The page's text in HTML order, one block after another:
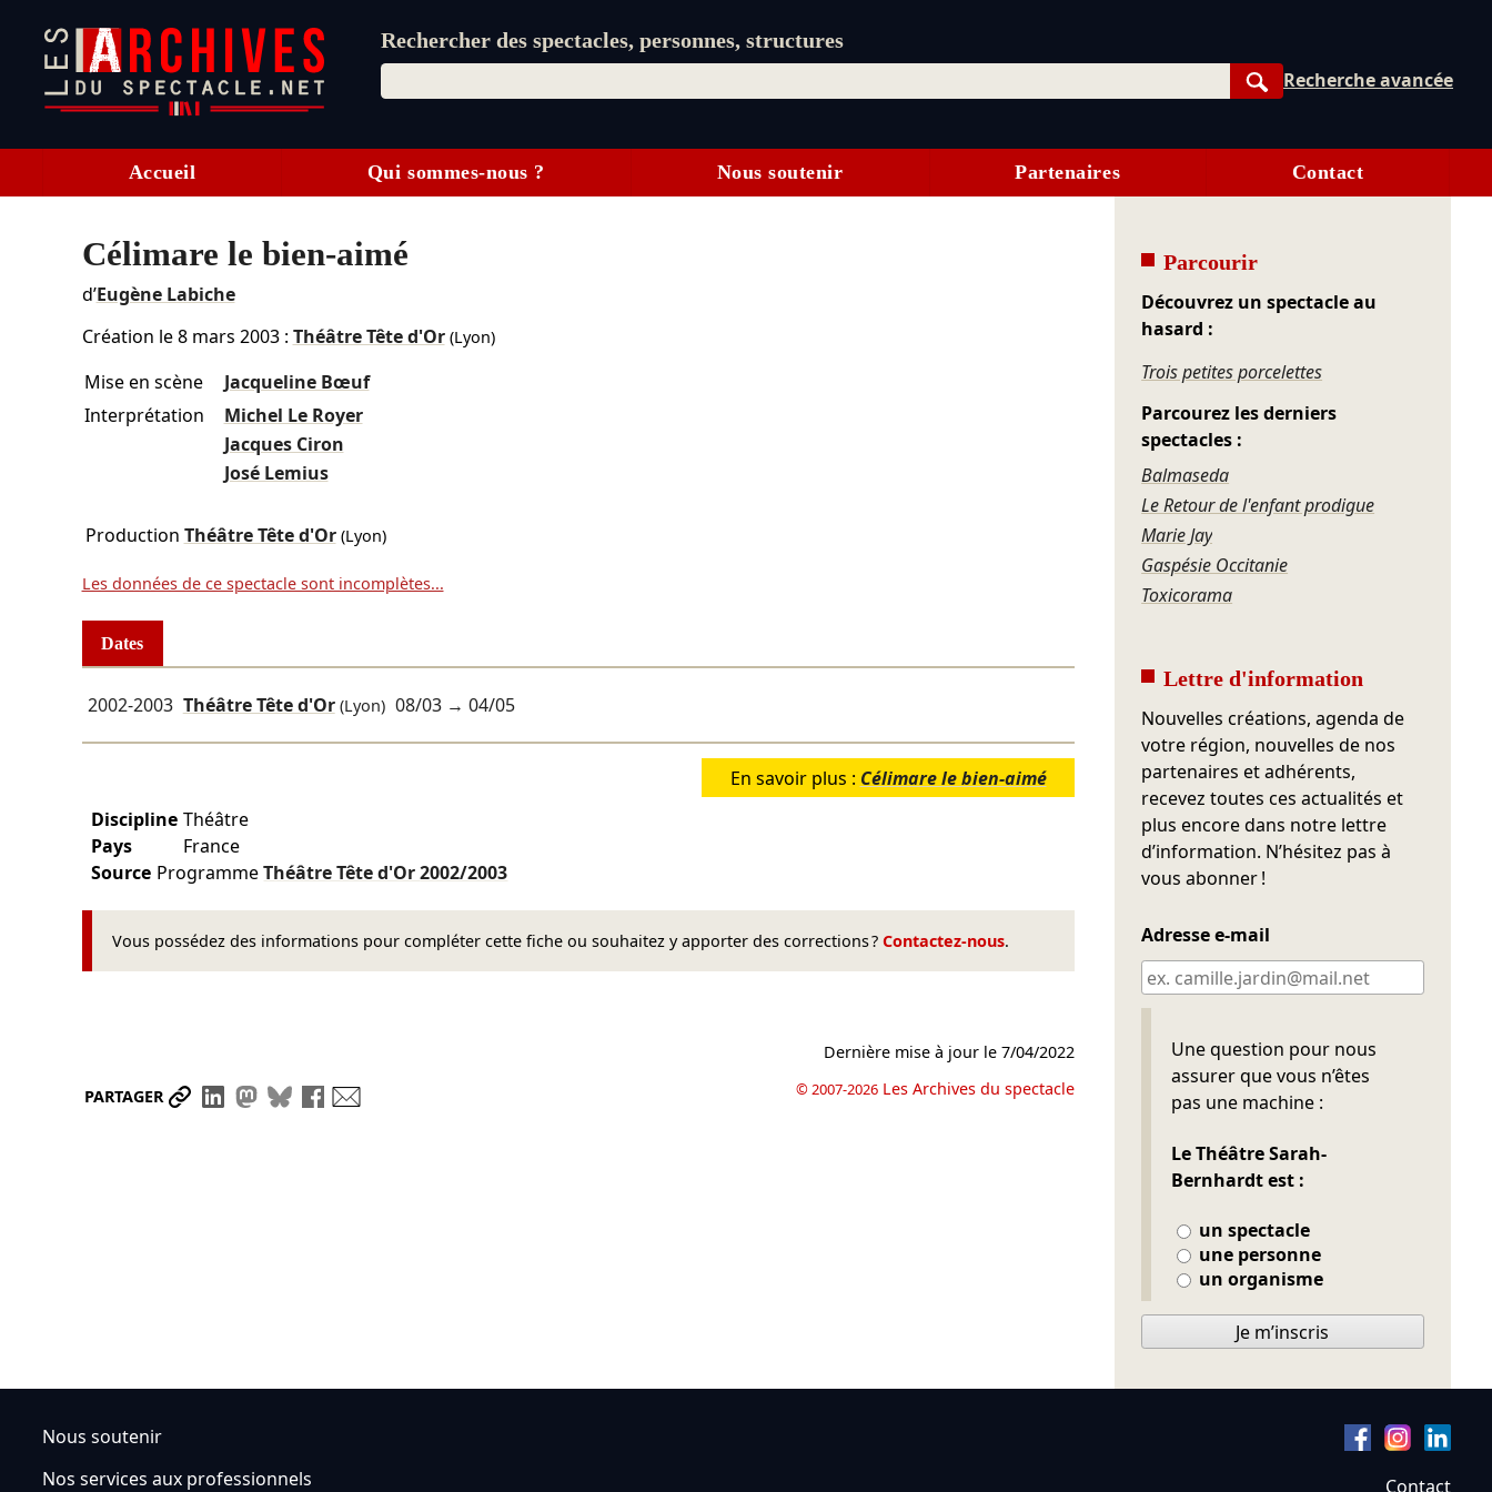
Rechercher des spectacles, personnes, structures
Rechercher
Recherche avancée
Accueil Qui sommes-nous ? Nous soutenir Partenaires Contact
Célimare le bien-aimé
d’Eugène Labiche
Création le8 mars 2003: Théâtre Tête d'Or(Lyon)
Mise en scène
Jacqueline Bœuf
Interprétation
Michel Le Royer
Jacques Ciron
José Lemius
Production Théâtre Tête d'Or(Lyon)
Les données de ce spectacle sont incomplètes...
Dates
2002-2003 Théâtre Tête d'Or(Lyon) 08/03→ 04/05
En savoir plus : Célimare le bien-aimé
Discipline Théâtre
Pays
France
Source ProgrammeThéâtre Tête d'Or2002/2003
Vous possédez des informations pour compléter cette fiche ou souhaitez y apporter des corrections ? Contactez-nous.
PARTAGER Partager le lien
Partager sur LinkedIn
Partager sur Mastodon
Partager sur Bluesky
Partager sur Facebook
Dernière mise à jour le7/04/2022
© 2007-2026 Les Archives du spectacle
Parcourir
Découvrez un spectacle au
hasard :
Trois petites porcelettes
Parcourez les derniers
spectacles :
Balmaseda
Le Retour de l'enfant prodigue
Marie Jay
Gaspésie Occitanie
Toxicorama
Lettre d'information
Nouvelles créations, agenda de
votre région, nouvelles de nos
partenaires et adhérents,
recevez toutes ces actualités et
plus encore dans notre lettre
d’information. N’hésitez pas à
vous abonner !
Adresse e-mail
Une question pour nous
assurer que vous n’êtes
pas une machine :
Le Théâtre Sarah-
Bernhardt est :
un spectacle
une personne
un organisme
Ne pas remplir
Je m’inscris
Nous soutenir
Nos services aux professionnels
Contact